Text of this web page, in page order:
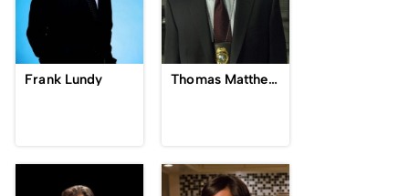
Frank Lundy Thomas Matthews